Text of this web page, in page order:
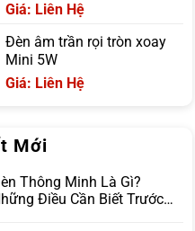
Giá: Liên Hệ
Đèn âm trần rọi tròn xoay
Mini 5W
Giá: Liên Hệ
Mới
Thông Minh Là Gì?
Điều Cần Biết Trước